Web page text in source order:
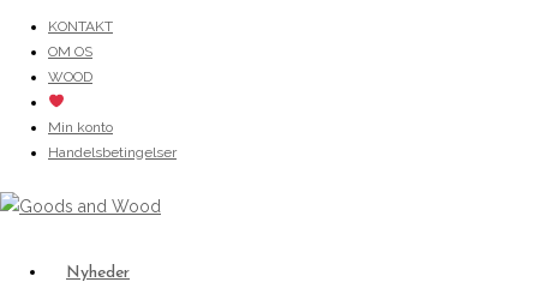
content
KONTAKT
OM OS
WOOD
Min konto
Handelsbetingelser
Nyheder